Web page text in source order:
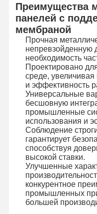
Переключатель
Переключатель
Графические
Схемы PET
Светопроводящая
Сборка
PMMA линзы
Преимущества
панелей с
мембраной
Прочная
непревзойденную
необходимость
Проектировано
среде,
и эффективность
Универсальные
бесшовную
промышленные
использования и
Соблюдение
гарантирует
способствуя
высокой ставки.
Улучшенные
конкурентное
промышленных
большей